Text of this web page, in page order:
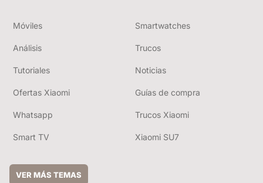
Móviles Smartwatches
Análisis Trucos
Tutoriales Noticias
Ofertas Xiaomi Guías de compra
Whatsapp Trucos Xiaomi
Smart TV Xiaomi SU7
VER MÁS TEMAS